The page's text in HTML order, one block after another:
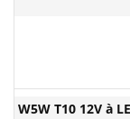
W5W T10 12V à